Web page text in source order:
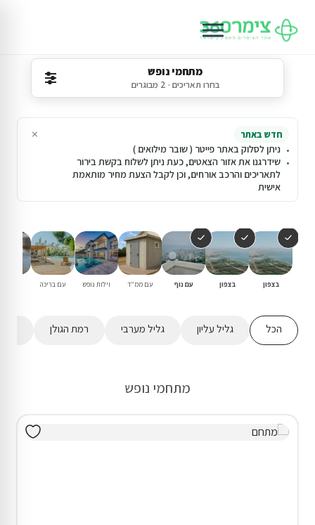
מתחמי נופש
בחרו תאריכים · 2 מבוגרים
חדש באתר
ניתן לסלוק באתר פייטר ( שובר מילואים )
שידרגנו את אזור הצאטים, כעת ניתן לשלוח בקשת בירור
לתאריכים והרכב אורחים, וכן לקבל הצעת מחיר מותאמת
אישית
×
בצפון בצפון עם נוף עם ממ"ד וילות נופש עם בריכה
הכל גליל עליון גליל מערבי רמת הגולן
מתחמי נופש